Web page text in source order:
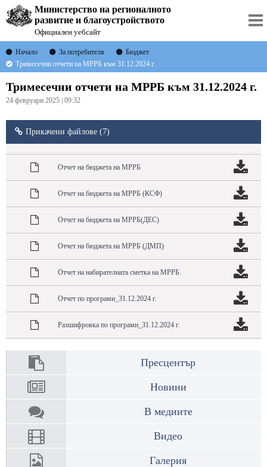
Министерство на регионалното
развитие и благоустройството
Официален уебсайт
Начало За потребителя
Бюджет
Тримесечни отчети на МРРБ към 31.12.2024 г.
Тримесечни отчети на МРРБ към 31.12.2024 г.
24 февруари 2025 | 09:32
Прикачени файлове (7)
Отчет на бюджета на МРРБ
Отчет на бюджета на МРРБ (КСФ)
Отчет на бюджета на МРРБ(ДЕС)
Отчет на бюджета на МРРБ (ДМП)
Отчет на набирателната сметка на МРРБ.
Отчет по програми_31.12.2024 г.
Разшифровка по програми_31.12.2024 г.
Пресцентър
Новини
В медиите
Видео
Галерия